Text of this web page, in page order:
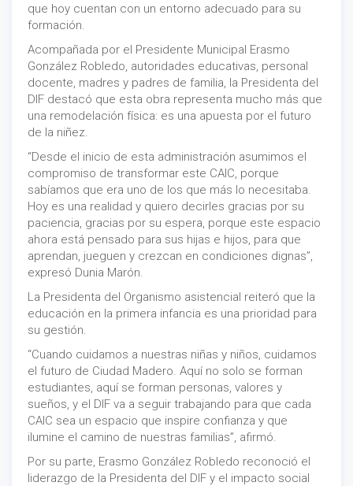
que hoy cuentan con un entorno adecuado para su
formación.
Acompañada por el Presidente Municipal Erasmo
González Robledo, autoridades educativas, personal
docente, madres y padres de familia, la Presidenta del
DIF destacó que esta obra representa mucho más que
una remodelación física: es una apuesta por el futuro
de la niñez.
“Desde el inicio de esta administración asumimos el
compromiso de transformar este CAIC, porque
sabíamos que era uno de los que más lo necesitaba.
Hoy es una realidad y quiero decirles gracias por su
paciencia, gracias por su espera, porque este espacio
ahora está pensado para sus hijas e hijos, para que
aprendan, jueguen y crezcan en condiciones dignas”,
expresó Dunia Marón.
La Presidenta del Organismo asistencial reiteró que la
educación en la primera infancia es una prioridad para
su gestión.
“Cuando cuidamos a nuestras niñas y niños, cuidamos
el futuro de Ciudad Madero. Aquí no solo se forman
estudiantes, aquí se forman personas, valores y
sueños, y el DIF va a seguir trabajando para que cada
CAIC sea un espacio que inspire confianza y que
ilumine el camino de nuestras familias”, afirmó.
Por su parte, Erasmo González Robledo reconoció el
liderazgo de la Presidenta del DIF y el impacto social